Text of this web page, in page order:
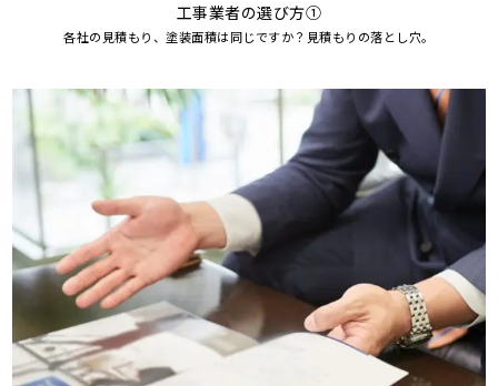
工事業者の選び方①
各社の見積もり、塗装面積は同じですか？見積もりの落とし穴。